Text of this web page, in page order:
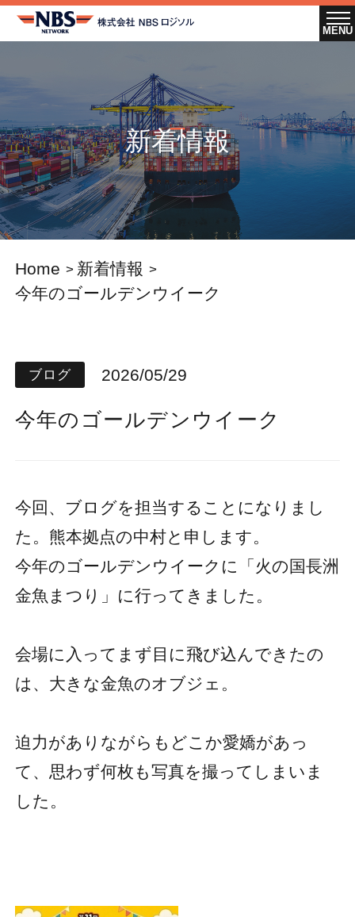
新着情報
Home
新着情報
今年のゴールデンウイーク
ブログ 2026/05/29
今年のゴールデンウイーク
今回、ブログを担当することになりまし
た。熊本拠点の中村と申します。
今年のゴールデンウイークに「火の国長洲
金魚まつり」に行ってきました。
会場に入ってまず目に飛び込んできたの
は、大きな金魚のオブジェ。
迫力がありながらもどこか愛嬌があっ
て、思わず何枚も写真を撮ってしまいま
した。